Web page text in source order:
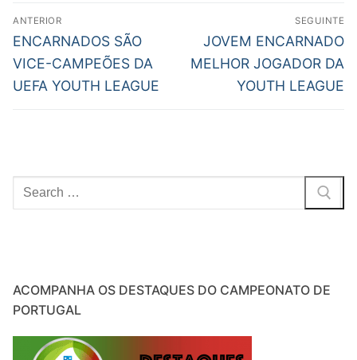
Navegação
de
artigos
ANTERIOR
Previous
post:
ENCARNADOS SÃO
VICE-CAMPEÕES DA
UEFA YOUTH LEAGUE
SEGUINTE
Next
post:
JOVEM ENCARNADO
MELHOR JOGADOR DA
YOUTH LEAGUE
Pesquisar
por:
ACOMPANHA OS DESTAQUES DO CAMPEONATO DE
PORTUGAL